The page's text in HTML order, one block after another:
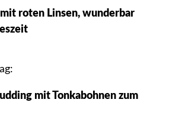
roten Linsen, wunderbar
mit Tonkabohnen zum